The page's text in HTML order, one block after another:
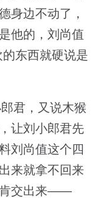
身边不动了，
他的，刘尚值
东西就硬说是
君，又说木猴
让刘小郎君先
刘尚值这个四
来就拿不回来
肯交出来——